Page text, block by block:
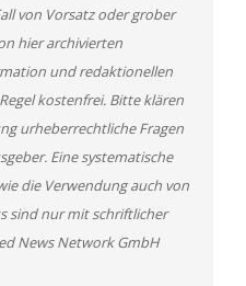
von Vorsatz oder grober
hier archivierten
und redaktionellen
kostenfrei. Bitte klären
urheberrechtliche Fragen
Eine systematische
die Verwendung auch von
sind nur mit schriftlicher
News Network GmbH